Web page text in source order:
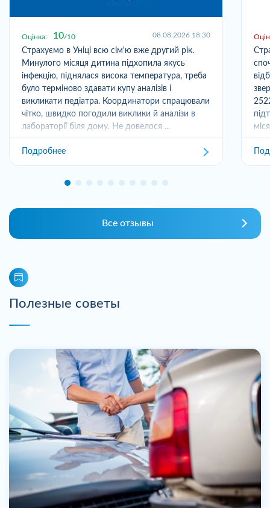
Оцінка: 10 10 08.08.2026 18:30
Страхуємо в Уніці всю сім'ю вже другий рік.
Минулого місяця дитина підхопила якусь
інфекцію, піднялася висока температура, треба
було терміново здавати купу аналізів і
викликати педіатра. Координатори спрацювали
чітко, швидко погодили виклики й аналізи в
лабораторії біля дому. Не довелося ...
Подробнее
Все отзывы
Полезные советы